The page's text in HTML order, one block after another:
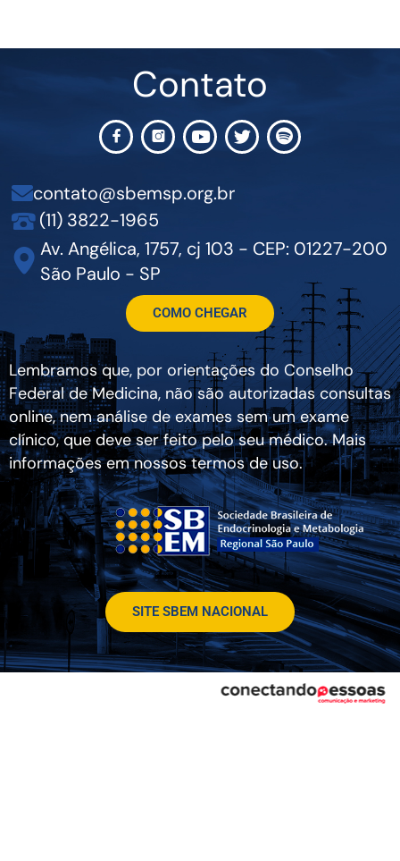
Contato
contato@sbemsp.org.br
(11) 3822-1965
Av. Angélica, 1757, cj 103 - CEP: 01227-200
São Paulo - SP
COMO CHEGAR
Lembramos que, por orientações do Conselho
Federal de Medicina, não são autorizadas consultas
online, nem análise de exames sem um exame
clínico, que deve ser feito pelo seu médico. Mais
informações em nossos termos de uso.
SITE SBEM NACIONAL